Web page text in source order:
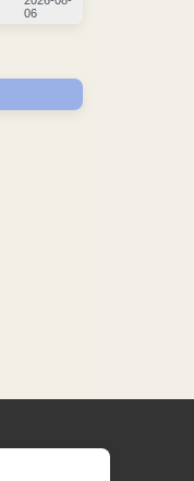
06